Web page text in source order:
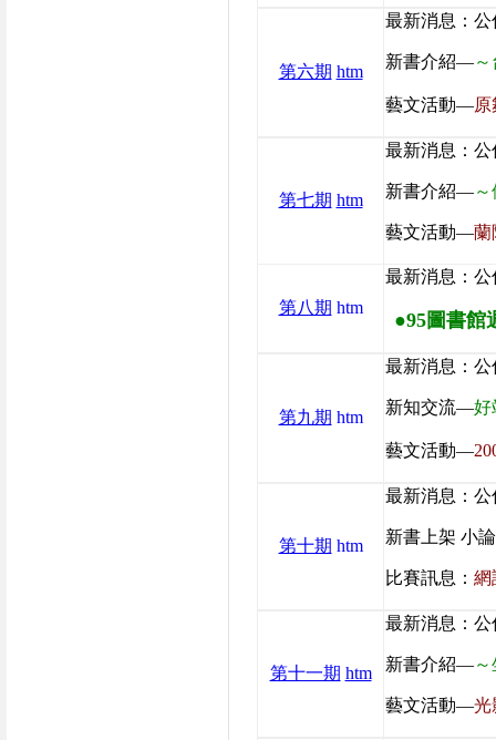
第六期 htm
最新消息：
新書介紹—～
藝文活動—
第七期 htm
最新消息：
新書介紹—～
藝文活動—蘭
第八期 htm
最新消息：
●95圖書館
第九期 htm
最新消息：
新知交流—好
藝文活動—
第十期 htm
最新消息：
新書上架 小
比賽訊息：網
第十一期 htm
最新消息：
新書介紹—～
藝文活動—光